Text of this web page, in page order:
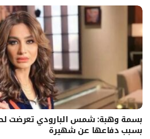
بسمة وهبة: شمس البارودي تعرضت
بسبب دفاعها عن شهيرة